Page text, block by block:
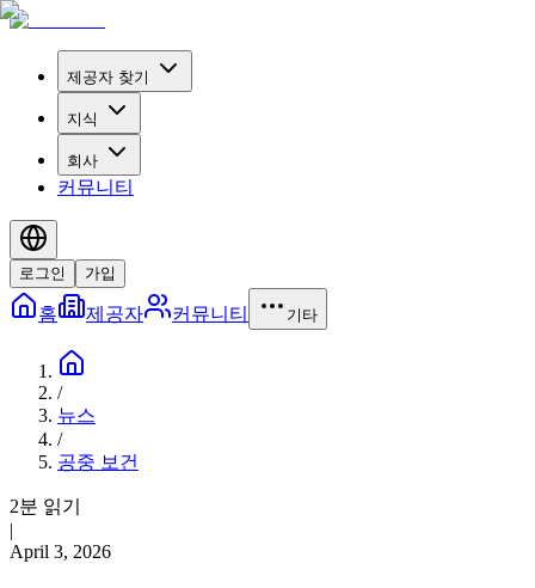
제공자 찾기
지식
회사
커뮤니티
로그인 가입
홈 제공자 커뮤니티 기타
/
뉴스
/
공중 보건
2분 읽기
|
April 3, 2026